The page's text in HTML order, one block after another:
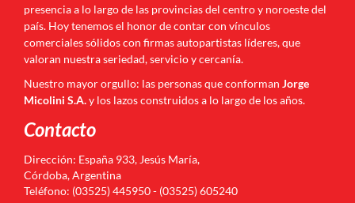
presencia a lo largo de las provincias del centro y noroeste del
país. Hoy tenemos el honor de contar con vínculos
comerciales sólidos con firmas autopartistas líderes, que
valoran nuestra seriedad, servicio y cercanía.
Nuestro mayor orgullo: las personas que conforman Jorge
Micolini S.A.y los lazos construidos a lo largo de los años.
Contacto
Dirección: España 933, Jesús María,
Córdoba, Argentina
Teléfono: (03525) 445950 - (03525) 605240